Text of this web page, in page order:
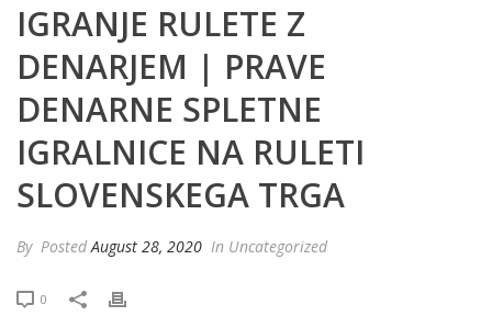
IGRANJE RULETE Z
DENARJEM | PRAVE
DENARNE SPLETNE
IGRALNICE NA RULETI
SLOVENSKEGA TRGA
By PostedAugust 28, 2020 In Uncategorized
0